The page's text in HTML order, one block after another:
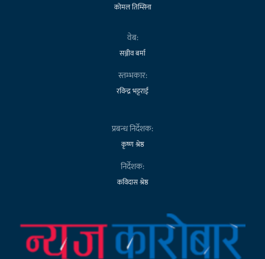
कोमल तिम्सिना
वेब:
सञ्जीव बर्मा
स्तम्भकार:
रविन्द्र भट्टराई
प्रबन्ध निर्देशक:
कृष्ण श्रेष्ठ
निर्देशक:
कविदास श्रेष्ठ